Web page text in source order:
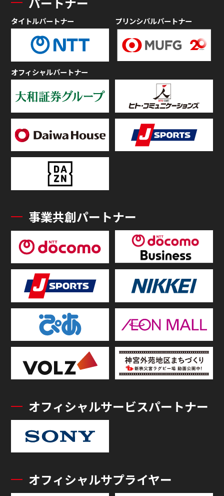
タイトルパートナー プリンシパルパートナー
オフィシャルパートナー
事業共創パートナー
オフィシャルサービスパートナー
オフィシャルサプライヤー